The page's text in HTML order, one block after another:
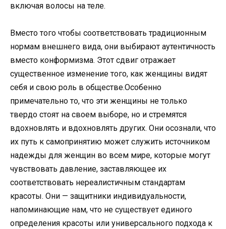
включая волосы на теле.
Вместо того чтобы соответствовать традиционным
нормам внешнего вида, они выбирают аутентичность
вместо конформизма. Этот сдвиг отражает
существенное изменение того, как женщины видят
себя и свою роль в обществе.Особенно
примечательно то, что эти женщины не только
твердо стоят на своем выборе, но и стремятся
вдохновлять и вдохновлять других. Они осознали, что
их путь к самопринятию может служить источником
надежды для женщин во всем мире, которые могут
чувствовать давление, заставляющее их
соответствовать нереалистичным стандартам
красоты. Они — защитники индивидуальности,
напоминающие нам, что не существует единого
определения красоты или универсального подхода к